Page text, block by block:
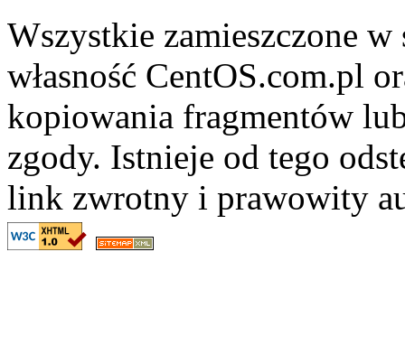
Wszystkie zamieszczone
własność CentOS.com.pl
kopiowania fragmentów
zgody. Istnieje od tego
link zwrotny i prawowity